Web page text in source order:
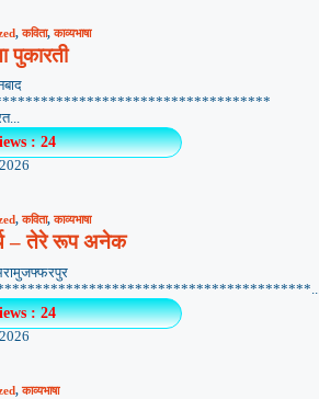
,कविता,काव्यभाषा
पुकारती
: 24
,कविता,काव्यभाषा
– तेरे रूप अनेक
: 24
,काव्यभाषा